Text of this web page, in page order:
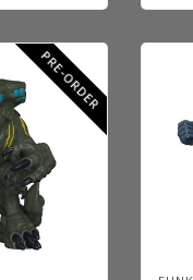
PRE-ORDER